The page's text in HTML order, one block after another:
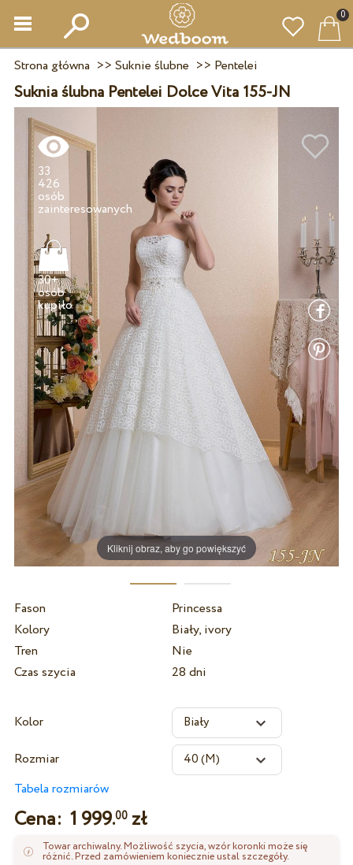
0
Strona główna >> Suknie ślubne >> Pentelei
Suknia ślubna Pentelei Dolce Vita 155-JN
Kliknij obraz, aby go powiększyć
33
426
osób
30+
osób
kupiło
Fason
Princessa
Kolory
Biały, ivory
Tren
Nie
Czas szycia
28 dni
Kolor
Rozmiar
Tabela rozmiarów
Cena: 1 999.00zł
Towar archiwalny. Możliwość szycia, wzór koronki może się
różnić. Przed zamówieniem koniecznie ustal szczegóły.